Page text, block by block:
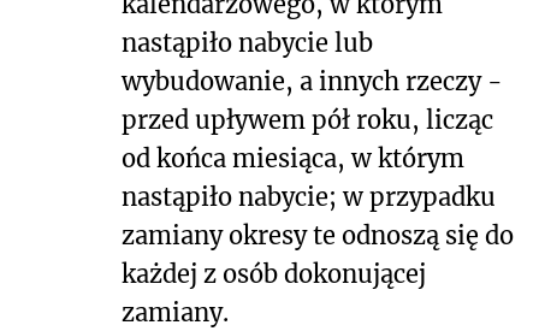
nastąpiło nabycie lub
wybudowanie, a innych rzeczy -
przed upływem pół roku, licząc
od końca miesiąca, w którym
nastąpiło nabycie; w przypadku
zamiany okresy te odnoszą się do
każdej z osób dokonującej
zamiany.